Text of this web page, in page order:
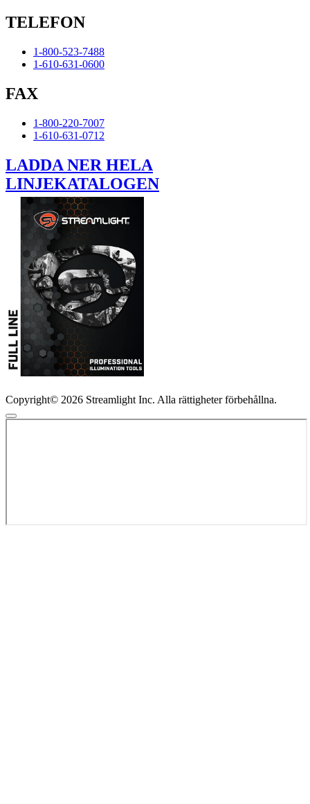
TELEFON
1-800-523-7488
1-610-631-0600
FAX
1-800-220-7007
1-610-631-0712
LADDA NER HELA
LINJEKATALOGEN
Copyright© 2026 Streamlight Inc. Alla rättigheter förbehållna.